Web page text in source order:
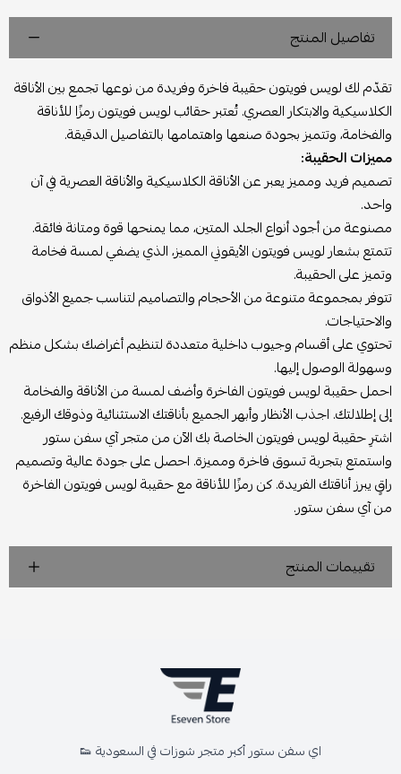
تفاصيل المنتج
تقدّم لك لويس فويتون حقيبة فاخرة وفريدة من نوعها تجمع بين الأناقة
الكلاسيكية والابتكار العصري. تُعتبر حقائب لويس فويتون رمزًا للأناقة
والفخامة، وتتميز بجودة صنعها واهتمامها بالتفاصيل الدقيقة.
مميزات الحقيبة:
تصميم فريد ومميز يعبر عن الأناقة الكلاسيكية والأناقة العصرية في آن
واحد.
مصنوعة من أجود أنواع الجلد المتين، مما يمنحها قوة ومتانة فائقة.
تتمتع بشعار لويس فويتون الأيقوني المميز، الذي يضفي لمسة فخامة
وتميز على الحقيبة.
تتوفر بمجموعة متنوعة من الأحجام والتصاميم لتناسب جميع الأذواق
والاحتياجات.
تحتوي على أقسام وجيوب داخلية متعددة لتنظيم أغراضك بشكل منظم
وسهولة الوصول إليها.
احمل حقيبة لويس فويتون الفاخرة وأضف لمسة من الأناقة والفخامة
إلى إطلالتك. اجذب الأنظار وأبهر الجميع بأناقتك الاستثنائية وذوقك الرفيع.
اشترِ حقيبة لويس فويتون الخاصة بك الآن من متجر آي سفن ستور
واستمتع بتجربة تسوق فاخرة ومميزة. احصل على جودة عالية وتصميم
راقٍ يبرز أناقتك الفريدة. كن رمزًا للأناقة مع حقيبة لويس فويتون الفاخرة
من آي سفن ستور.
تقييمات المنتج
اي سفن ستور أكبر متجر شوزات في السعودية 👟